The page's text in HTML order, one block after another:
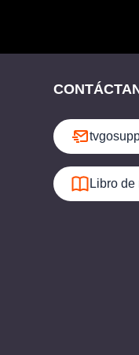
Libro